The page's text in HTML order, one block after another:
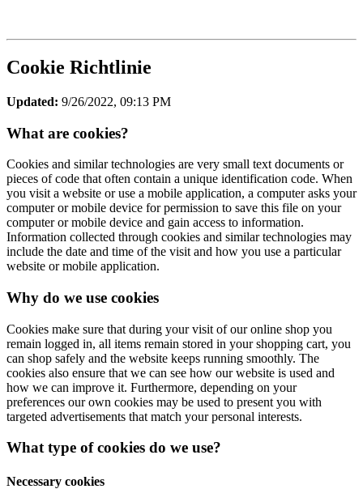
Cookie Richtlinie
Updated: 9/26/2022, 09:13 PM
What are cookies?
Cookies and similar technologies are very small text documents or
pieces of code that often contain a unique identification code. When
you visit a website or use a mobile application, a computer asks your
computer or mobile device for permission to save this file on your
computer or mobile device and gain access to information.
Information collected through cookies and similar technologies may
include the date and time of the visit and how you use a particular
website or mobile application.
Why do we use cookies
Cookies make sure that during your visit of our online shop you
remain logged in, all items remain stored in your shopping cart, you
can shop safely and the website keeps running smoothly. The
cookies also ensure that we can see how our website is used and
how we can improve it. Furthermore, depending on your
preferences our own cookies may be used to present you with
targeted advertisements that match your personal interests.
What type of cookies do we use?
Necessary cookies